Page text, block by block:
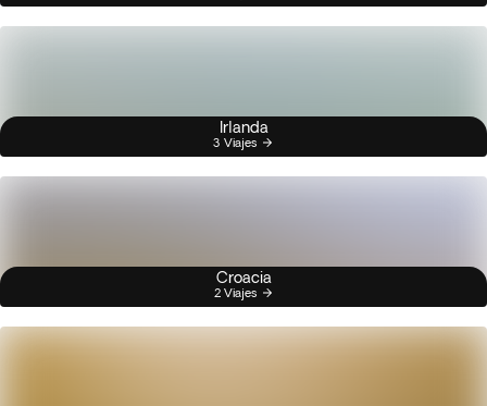
Irlanda
3 Viajes
Croacia
2 Viajes